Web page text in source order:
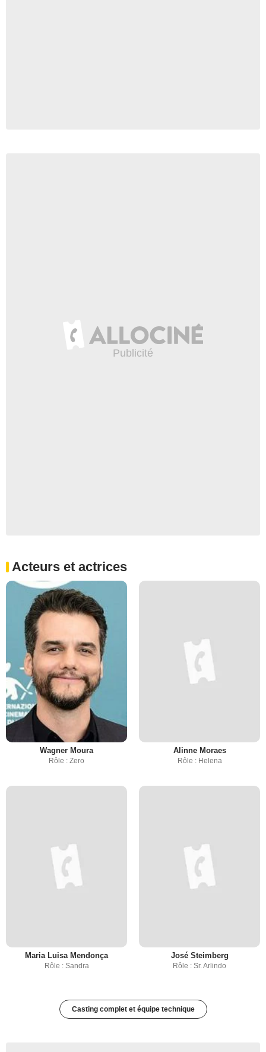
Acteurs et actrices
Wagner Moura
Rôle : Zero
Alinne Moraes
Rôle : Helena
Maria Luisa Mendonça
Rôle : Sandra
José Steimberg
Rôle : Sr. Arlindo
Casting complet et équipe technique